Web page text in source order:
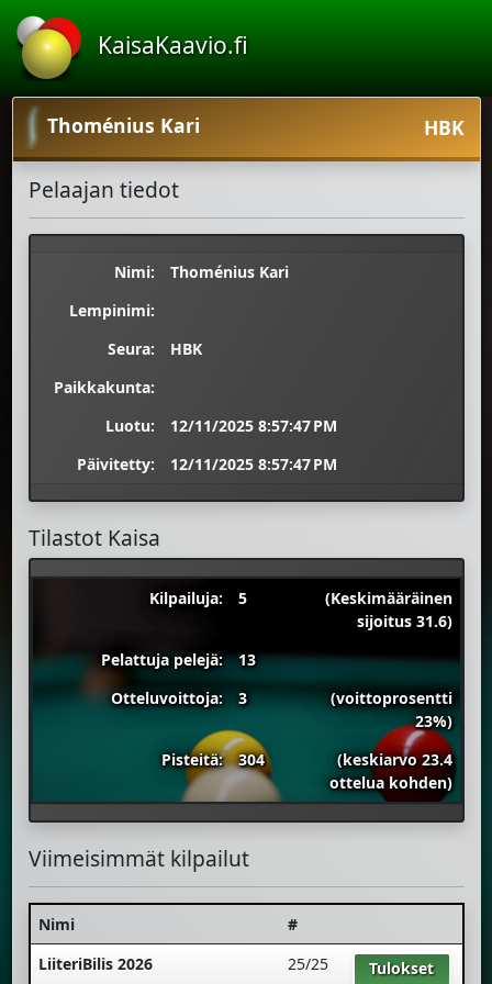
KaisaKaavio.fi
Thoménius Kari HBK
Pelaajan tiedot
Nimi:
Thoménius Kari
Lempinimi:
Seura:
HBK
Paikkakunta:
Luotu:
12/11/2025 8:57:47 PM
Päivitetty:
12/11/2025 8:57:47 PM
Tilastot Kaisa
Kilpailuja: 5
(Keskimääräinen
sijoitus 31.6)
Pelattuja pelejä:
13
Otteluvoittoja:
3
(voittoprosentti
23%)
Pisteitä:
304
(keskiarvo 23.4
ottelua kohden)
Viimeisimmät kilpailut
Nimi
#
LiiteriBilis 2026
25/25 Tulokset